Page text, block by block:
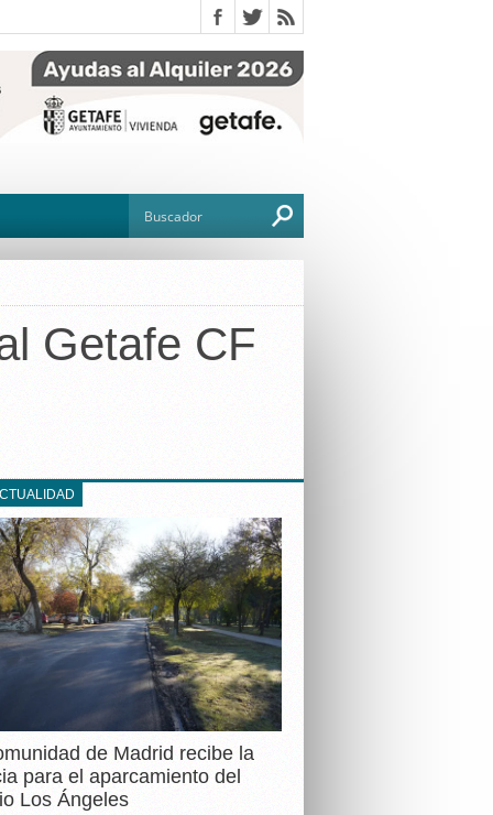
Getafe CF
de Madrid recibe la
para el aparcamiento del
Los Ángeles